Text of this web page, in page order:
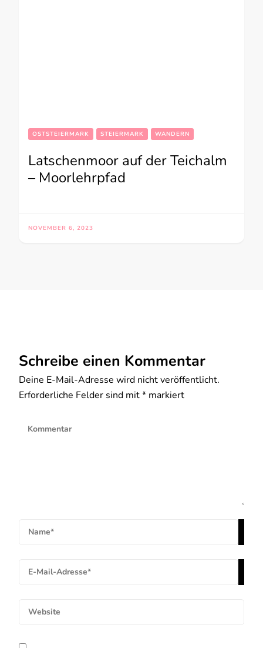
OSTSTEIERMARK STEIERMARK WANDERN
Latschenmoor auf der Teichalm
– Moorlehrpfad
NOVEMBER 6, 2023
Schreibe einen Kommentar
Deine E-Mail-Adresse wird nicht veröffentlicht.
Erforderliche Felder sind mit* markiert